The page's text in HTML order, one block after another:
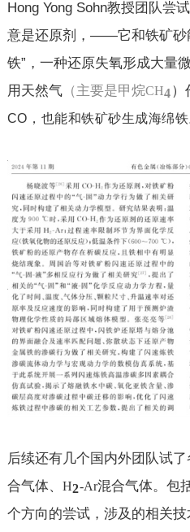
Hong Yong Sohn教授团队尝
意是还原剂，——它和铁矿砂
铁”，一种还原失氧形成大量
用天然气（主要是甲烷CH4）
CO ，也能和铁矿砂生成海绵铁
后续还有几个国内外团队试
合气体、 H2-Ar混合气体。包
个方向的尝试，涉及的相关